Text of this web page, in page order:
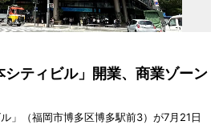
ティビル」開業、商業ゾーン
」（福岡市博多区博多駅前3）が7月21日